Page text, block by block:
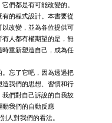
們都是有可能改變的。
的程式設計。本書要從
改變，並為各位提供可
人都有權期望的是，無
重新塑造自己，成為任
忘了它吧，因為透過把
我們的思想、習慣和行
們對自己訴說的自我故
動我們的自動反應
人對我們的看法。